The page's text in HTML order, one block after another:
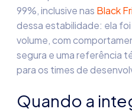
99%, inclusive nas Black
dessa estabilidade: ela
volume, com
segura e uma referência
para os times de
Quando a